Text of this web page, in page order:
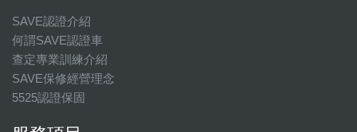
SAVE認證介紹
何謂SAVE認證車
查定專業訓練介紹
SAVE保修經營理念
5525認證保固